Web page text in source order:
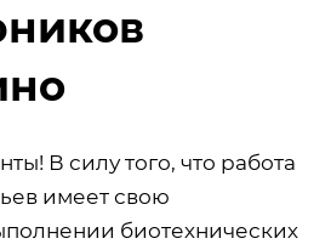
В силу того, что работа
имеет свою
биотехнических